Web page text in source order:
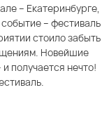
– Екатеринбурге,
– фестиваль
стоило забыть
Новейшие
получается нечто!